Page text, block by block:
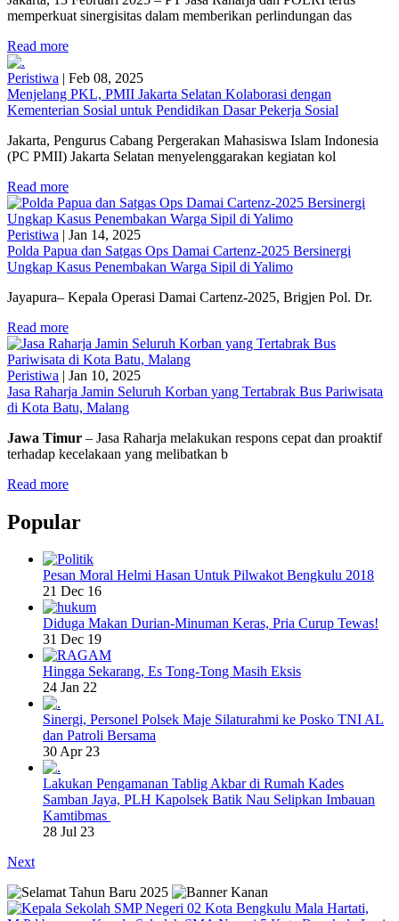
memperkuat sinergisitas dalam memberikan perlindungan das
Read more
Peristiwa | Feb 08, 2025
Menjelang PKL, PMII Jakarta Selatan Kolaborasi dengan
Kementerian Sosial untuk Pendidikan Dasar Pekerja Sosial
Jakarta, Pengurus Cabang Pergerakan Mahasiswa Islam Indonesia
(PC PMII) Jakarta Selatan menyelenggarakan kegiatan kol
Read more
Peristiwa | Jan 14, 2025
Polda Papua dan Satgas Ops Damai Cartenz-2025 Bersinergi
Ungkap Kasus Penembakan Warga Sipil di Yalimo
Jayapura– Kepala Operasi Damai Cartenz-2025, Brigjen Pol. Dr.
Read more
Peristiwa | Jan 10, 2025
Jasa Raharja Jamin Seluruh Korban yang Tertabrak Bus Pariwisata
di Kota Batu, Malang
Jawa Timur – Jasa Raharja melakukan respons cepat dan proaktif
terhadap kecelakaan yang melibatkan b
Read more
Popular
Pesan Moral Helmi Hasan Untuk Pilwakot Bengkulu 2018
21 Dec 16
Diduga Makan Durian-Minuman Keras, Pria Curup Tewas!
31 Dec 19
Hingga Sekarang, Es Tong-Tong Masih Eksis
24 Jan 22
Sinergi, Personel Polsek Maje Silaturahmi ke Posko TNI AL
dan Patroli Bersama
30 Apr 23
Lakukan Pengamanan Tablig Akbar di Rumah Kades
Samban Jaya, PLH Kapolsek Batik Nau Selipkan Imbauan
Kamtibmas
28 Jul 23
Next